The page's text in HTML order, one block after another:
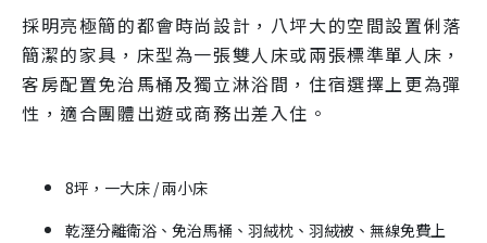
採明亮極簡的都會時尚設計，八坪大的空間設置俐落
簡潔的家具，床型為一張雙人床或兩張標準單人床，
客房配置免治馬桶及獨立淋浴間，住宿選擇上更為彈
性，適合團體出遊或商務出差入住。
8坪，一大床 / 兩小床
乾溼分離衛浴、免治馬桶、羽絨枕、羽絨被、無線免費上